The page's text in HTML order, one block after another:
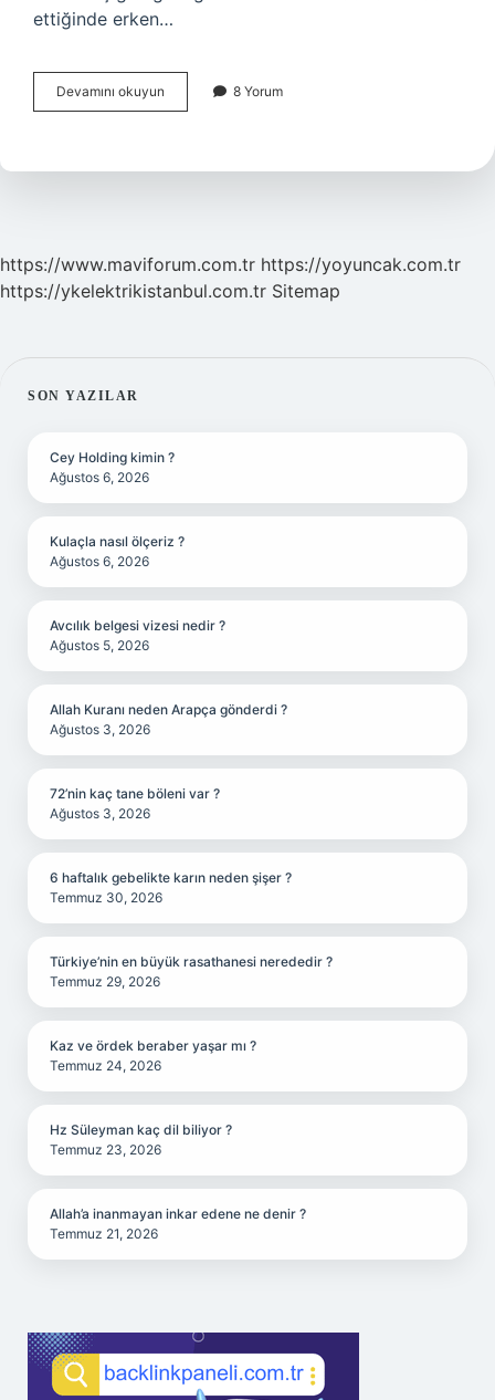
ettiğinde erken…
Devamını okuyun
Evlilik
Belli
8 Yorum
https://www.maviforum.com.tr https://yoyuncak.com.tr
https://ykelektrikistanbul.com.tr Sitemap
SIDEBAR
SON YAZILAR
Cey Holding kimin ?
Ağustos 6, 2026
Kulaçla nasıl ölçeriz ?
Ağustos 6, 2026
Avcılık belgesi vizesi nedir ?
Ağustos 5, 2026
Allah Kuranı neden Arapça gönderdi ?
Ağustos 3, 2026
72’nin kaç tane böleni var ?
Ağustos 3, 2026
6 haftalık gebelikte karın neden şişer ?
Temmuz 30, 2026
Türkiye’nin en büyük rasathanesi nerededir ?
Temmuz 29, 2026
Kaz ve ördek beraber yaşar mı ?
Temmuz 24, 2026
Hz Süleyman kaç dil biliyor ?
Temmuz 23, 2026
Allah’a inanmayan inkar edene ne denir ?
Temmuz 21, 2026